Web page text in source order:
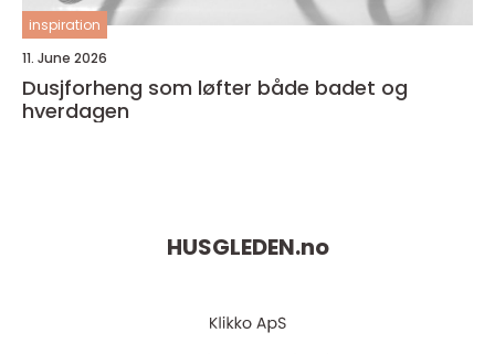
inspiration
11. June 2026
Dusjforheng som løfter både badet og
hverdagen
HUSGLEDEN.no